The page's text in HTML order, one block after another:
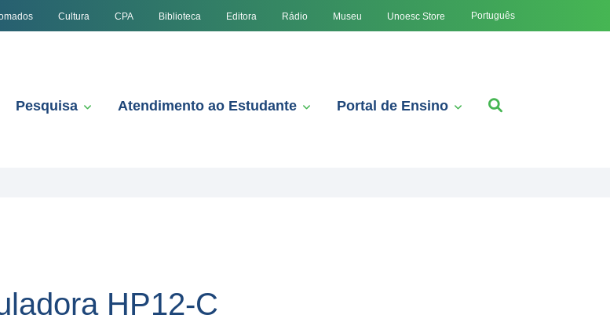
Cultura CPA Biblioteca Editora Rádio Museu Unoesc Store Português
Pesquisa Atendimento ao Estudante Portal de Ensino
HP12-C